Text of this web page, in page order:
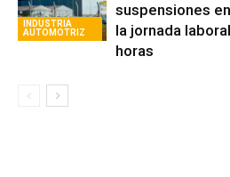
INDUSTRIA
AUTOMOTRIZ
suspensiones
la jornada
horas